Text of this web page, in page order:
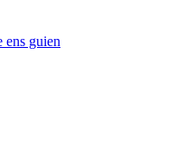
ens guien